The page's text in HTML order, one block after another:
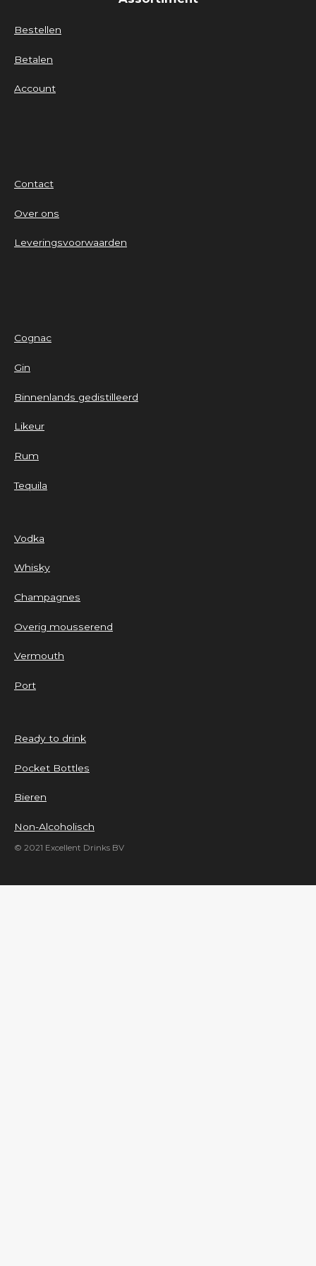
Bestellen
Betalen
Account
Contact
Over ons
Leveringsvoorwaarden
Cognac
Gin
Binnenlands gedistilleerd
Likeur
Rum
Tequila
Vodka
Whisky
Champagnes
Overig mousserend
Vermouth
Port
Ready to drink
Pocket Bottles
Bieren
Non-Alcoholisch
© 2021 Excellent Drinks BV